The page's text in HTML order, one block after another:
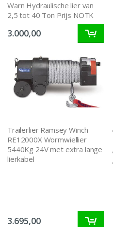
Warn Hydraulische lier van
2,5 tot 40 Ton Prijs NOTK
3.000,00
Trailerlier Ramsey Winch
RE12000X Wormwiellier
5440Kg 24V met extra lange
lierkabel
3.695,00